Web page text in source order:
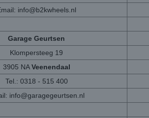
info@b2kwheels.nl
Garage Geurtsen
Klompersteeg 19
3905 NAVeenendaal
Tel.: 0318 - 515 400
info@garagegeurtsen.nl